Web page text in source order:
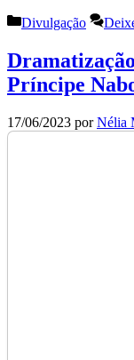
Categorias
Divulgação
Príncipe
17/06/2023 porNélia